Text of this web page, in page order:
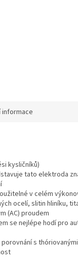
kysličníků)
tato elektroda
v celém
ocelí, slitin hliníku,
(AC) proudem
se nejlépe hodí pro
s